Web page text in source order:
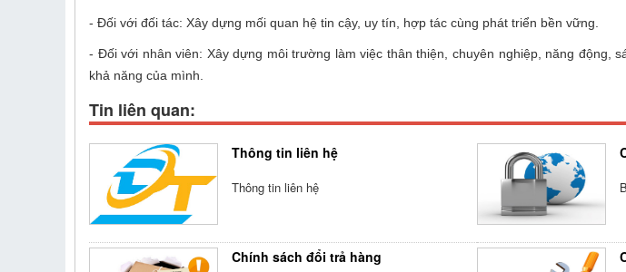
- Đối với đối tác: Xây dựng mối quan hệ tin cậy, uy tín, hợp tác cùng phát triển bền vững.
- Đối với nhân viên: Xây dựng môi trường làm việc thân thiện, chuyên nghiệp, năng động,
khả năng của mình.
Tin liên quan:
Thông tin liên hệ
Thông tin liên hệ
Chính sách đổi trả hàng